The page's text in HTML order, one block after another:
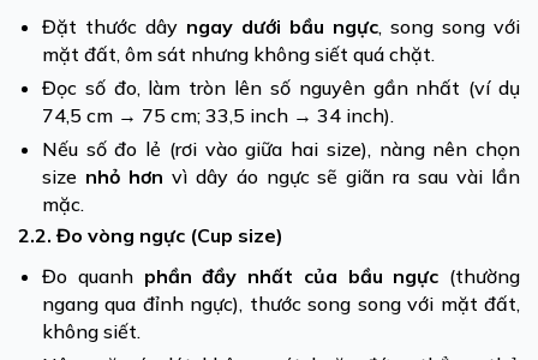
Đặt thước dây ngay dưới bầu ngực, song song với
mặt đất, ôm sát nhưng không siết quá chặt.
Đọc số đo, làm tròn lên số nguyên gần nhất (ví dụ
74,5 cm → 75 cm; 33,5 inch → 34 inch).
Nếu số đo lẻ (rơi vào giữa hai size), nàng nên chọn
size nhỏ hơn vì dây áo ngực sẽ giãn ra sau vài lần
mặc.
2.2. Đo vòng ngực (Cup size)
Đo quanh phần đầy nhất của bầu ngực (thường
ngang qua đỉnh ngực), thước song song với mặt đất,
không siết.